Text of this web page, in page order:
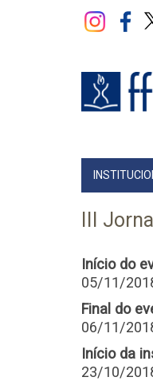
III
Início do
05/11/
Final do
06/11/
Início da
23/10/